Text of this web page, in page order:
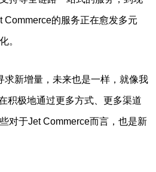
Commerce的服务正在愈发多元
。
求新增量，未来也是一样，就像我
积极地通过更多方式、更多渠道
对于Jet Commerce而言，也是新